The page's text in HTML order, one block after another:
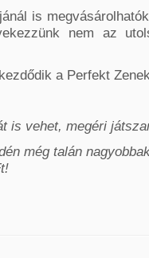
is
nem az
a Perfekt
is vehet, megéri
még talán